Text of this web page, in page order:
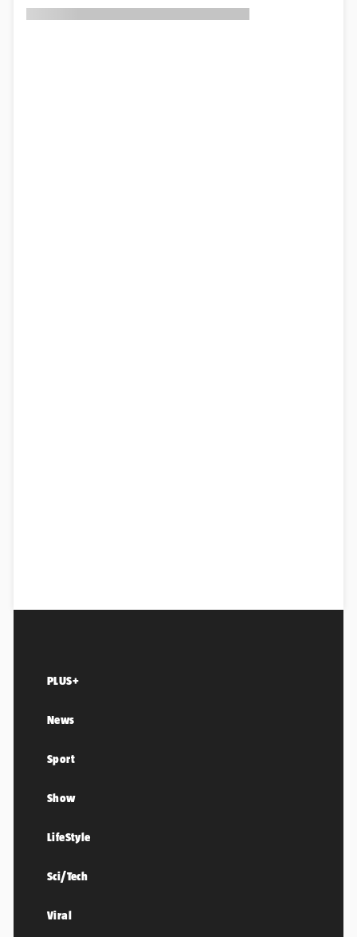
PLUS+
News
Sport
Show
LifeStyle
Sci/Tech
Viral